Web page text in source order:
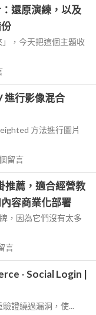
還原演練，以及
，今天把這個主題收
進行影像混合
方法進行圖片
留言
推薦，適合經營教
容商業化部署
，因為它們沒有太多
言
- Social Login |
證繞過漏洞，使...